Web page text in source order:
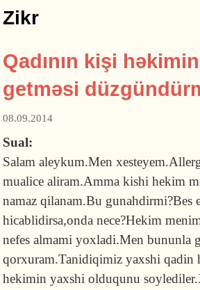
Zikr
Qadının kişi
getməsi
08.09.2014
Sual:
Salam aleykum.Men
mualice aliram.Amma kishi hekim
namaz qilanam.Bu gunahdirmi?Bes
hicablidirsa,onda nece?Hekim
nefes almami yoxladi.Men bununla
qorxuram.Tanidiqimiz yaxshi qadin
hekimin yaxshi olduqunu